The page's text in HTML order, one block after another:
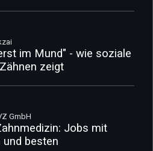
im Mund" - wie soziale
zeigt
GmbH
Jobs mit
besten